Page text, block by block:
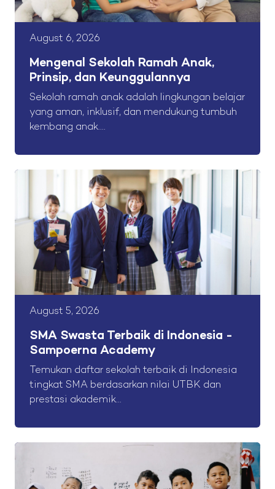
August 6, 2026
Mengenal Sekolah Ramah Anak,
Prinsip, dan Keunggulannya
Sekolah ramah anak adalah lingkungan belajar
yang aman, inklusif, dan mendukung tumbuh
kembang anak....
August 5, 2026
SMA Swasta Terbaik di Indonesia -
Sampoerna Academy
Temukan daftar sekolah terbaik di Indonesia
tingkat SMA berdasarkan nilai UTBK dan
prestasi akademik...